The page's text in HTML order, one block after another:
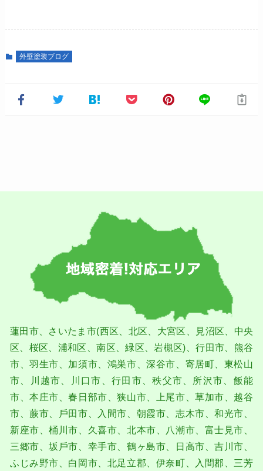
外壁塗装ブログ
蓮⽥市、さいたま市(⻄区、北区、⼤宮区、⾒沼区、中央
区、桜区、浦和区、南区、緑区、岩槻区)、⾏⽥市、熊⾕
市、⽻⽣市、加須市、鴻巣市、深⾕市、寄居町、東松⼭
市、川越市、川⼝市、⾏⽥市、秩⽗市、所沢市、飯能
市、本庄市、春⽇部市、狭⼭市、上尾市、草加市、越⾕
市、蕨市、⼾⽥市、⼊間市、朝霞市、志木市、和光市、
新座市、桶川市、久喜市、北本市、⼋潮市、富士⾒市、
三郷市、坂⼾市、幸手市、鶴ヶ島市、⽇⾼市、吉川市、
ふじみ野市、⽩岡市、北足⽴郡、伊奈町、⼊間郡、三芳